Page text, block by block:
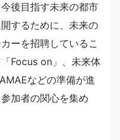
後目指す未来の都市
するために、未来の
ーを招聘しているこ
Focus on」、未来体
などの準備が進
加者の関心を集め